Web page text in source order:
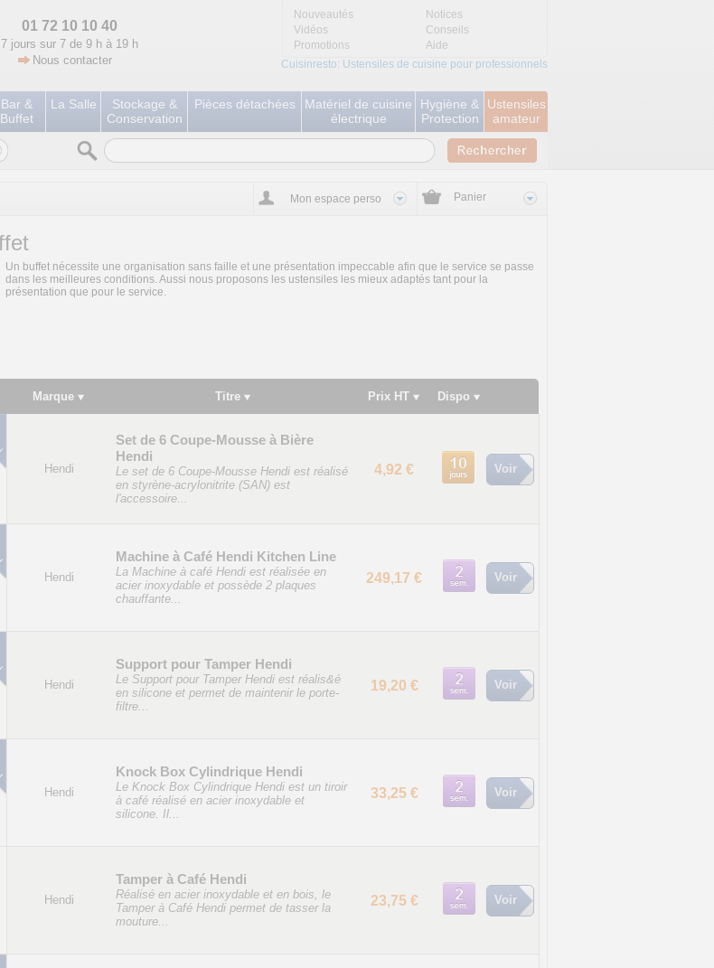
01 72 10 10 40
7 jours sur 7 de 9 h à 19 h
Nous contacter
Nouveautés
Notices
Vidéos
Conseils
Promotions
Aide
Cuisinresto: Ustensiles de cuisine pour professionnels
Bar &
Buffet
La Salle
Stockage &
Conservation
Pièces détachées
Matériel de cuisine
électrique
Hygiène &
Protection
Ustensiles
amateur
Mon espace perso Panier
Un buffet nécessite une organisation sans faille et une présentation impeccable afin que le service se passe
dans les meilleures conditions. Aussi nous proposons les ustensiles les mieux adaptés tant pour la
présentation que pour le service.
Marque Titre Prix HT Dispo
Hendi
Set de 6 Coupe-Mousse à Bière
Hendi
Le set de 6 Coupe-Mousse Hendi est réalisé
en styrène-acrylonitrite (SAN) est
l'accessoire...
4,92 € Voir
Hendi
Machine à Café Hendi Kitchen Line
La Machine à café Hendi est réalisée en
acier inoxydable et possède 2 plaques
chauffante...
249,17 € Voir
Hendi
Support pour Tamper Hendi
Le Support pour Tamper Hendi est réalis&é
en silicone et permet de maintenir le porte-
filtre...
19,20 € Voir
Hendi
Knock Box Cylindrique Hendi
Le Knock Box Cylindrique Hendi est un tiroir
à café réalisé en acier inoxydable et
silicone. Il...
33,25 € Voir
Hendi
Tamper à Café Hendi
Réalisé en acier inoxydable et en bois, le
Tamper à Café Hendi permet de tasser la
mouture...
23,75 € Voir